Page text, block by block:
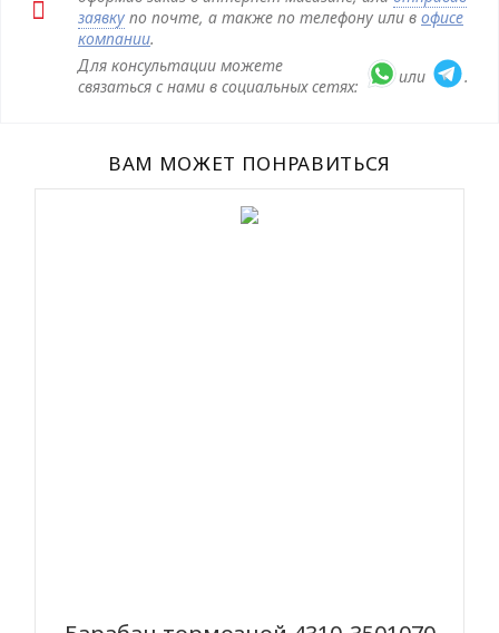
заявку по почте, а также по телефону или в офисе
компании.
Для консультации можете
связаться с нами в социальных сетях:
или .
ВАМ МОЖЕТ ПОНРАВИТЬСЯ